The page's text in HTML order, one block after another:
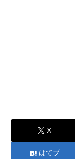
X
はてブ